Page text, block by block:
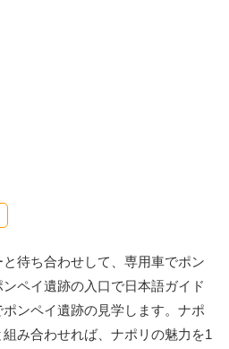
待ち合わせして、専用車でポン
ペイ遺跡の入口で日本語ガイド
ンペイ遺跡の見学します。ナポ
み合わせれば、ナポリの魅力を1